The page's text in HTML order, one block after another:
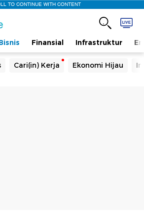
TO CONTINUE WITH CONTENT
Finansial Infrastruktur
Cari(in) Kerja Ekonomi Hijau